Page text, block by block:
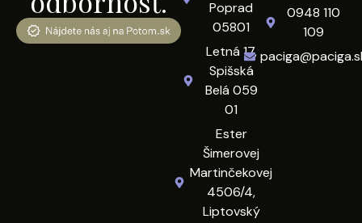
Poprad
05801
Letná 17,
Spišská
Belá 059
01
Ester
Šimerovej
Martinčekovej
4506/4,
Liptovský
0948 110
109